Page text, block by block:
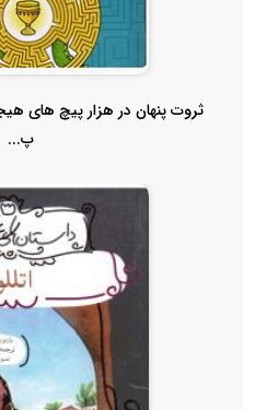
ثروت پنهان در هزار پیچ های
پ...